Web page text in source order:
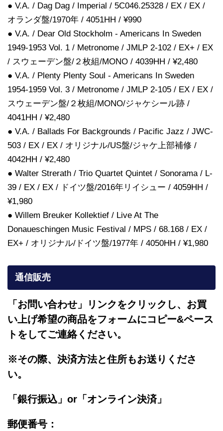
● V.A. / Dag Dag / Imperial / 5C046.25328 / EX / EX /
オランダ盤/1970年 / 4051HH / ¥990
● V.A. / Dear Old Stockholm - Americans In Sweden
1949-1953 Vol. 1 / Metronome / JMLP 2-102 / EX+ / EX
/ スウェーデン盤/２枚組/MONO / 4039HH / ¥2,480
● V.A. / Plenty Plenty Soul - Americans In Sweden
1954-1959 Vol. 3 / Metronome / JMLP 2-105 / EX / EX /
スウェーデン盤/２枚組/MONO/ジャケシール跡 /
4041HH / ¥2,480
● V.A. / Ballads For Backgrounds / Pacific Jazz / JWC-
503 / EX / EX / オリジナル/US盤/ジャケ上部補修 /
4042HH / ¥2,480
● Walter Strerath / Trio Quartet Quintet / Sonorama / L-
39 / EX / EX / ドイツ盤/2016年リイシュー / 4059HH /
¥1,980
● Willem Breuker Kollektief / Live At The
Donaueschingen Music Festival / MPS / 68.168 / EX /
EX+ / オリジナル/ドイツ盤/1977年 / 4050HH / ¥1,980
通信販売
「お問い合わせ」リンクをクリックし、 お買
い上げ希望の商品をフォームにコピー&ペース
トをしてご連絡ください。
※その際、決済方法と住所もお送りくださ
い。
「銀行振込」or「 オンライン決済」
郵便番号：